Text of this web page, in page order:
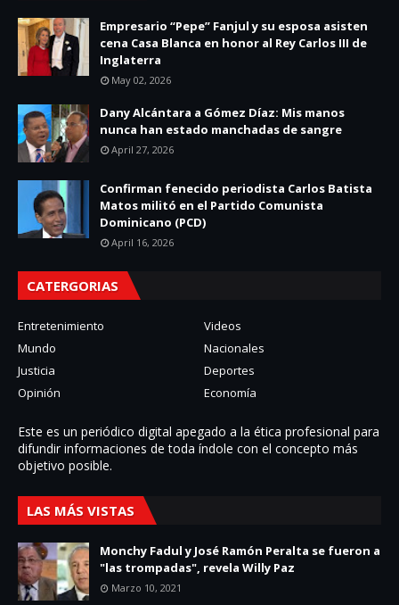
Empresario “Pepe” Fanjul y su esposa asisten
cena Casa Blanca en honor al Rey Carlos III de
Inglaterra
May 02, 2026
Dany Alcántara a Gómez Díaz: Mis manos
nunca han estado manchadas de sangre
April 27, 2026
Confirman fenecido periodista Carlos Batista
Matos militó en el Partido Comunista
Dominicano (PCD)
April 16, 2026
CATERGORIAS
Entretenimiento
Videos
Mundo
Nacionales
Justicia
Deportes
Opinión
Economía
Este es un periódico digital apegado a la ética profesional para
difundir informaciones de toda í­ndole con el concepto más
objetivo posible.
LAS MÁS VISTAS
Monchy Fadul y José Ramón Peralta se fueron a
"las trompadas", revela Willy Paz
Marzo 10, 2021